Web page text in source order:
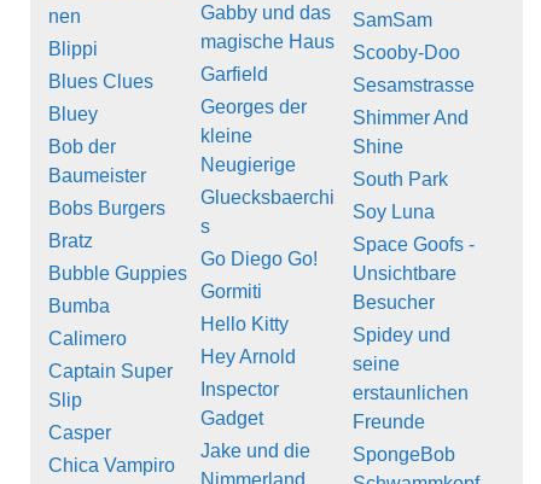
nen
Blippi
Blues Clues
Bluey
Bob der
Baumeister
Bobs Burgers
Bratz
Bubble Guppies
Bumba
Calimero
Captain Super
Slip
Casper
Chica Vampiro
Gabby und das
magische Haus
Garfield
Georges der
kleine
Neugierige
Gluecksbaerchi
s
Go Diego Go!
Gormiti
Hello Kitty
Hey Arnold
Inspector
Gadget
Jake und die
Nimmerland
SamSam
Scooby-Doo
Sesamstrasse
Shimmer And
Shine
South Park
Soy Luna
Space Goofs -
Unsichtbare
Besucher
Spidey und
seine
erstaunlichen
Freunde
SpongeBob